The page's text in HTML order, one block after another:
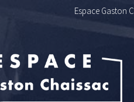
Espace Gaston